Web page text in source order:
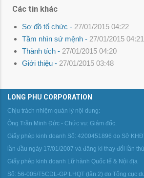
Các tin khác
Sơ đồ tổ chức - 27/01/2015 04:22
Tầm nhìn sứ mệnh - 27/01/2015 04:21
Thành tích - 27/01/2015 04:20
Giới thiệu - 27/01/2015 03:48
LONG PHU CORPORATION
Chịu trách nhiệm quản lý nội dung:
Ông Trần Minh Đức - Chức vụ: Giám đốc.
Giấy phép kinh doanh Số: 4200451896 do Sở
lần đầu ngày 17/01/2007 và đăng kí thay đổi lần
Giấy phép kinh doanh Lữ hành Quốc tế & Nội địa
Số: 56-005/T5CDL-GP LHQT (lần 2) do Tổng cục